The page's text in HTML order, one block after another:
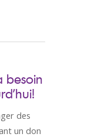
besoin
des
un don